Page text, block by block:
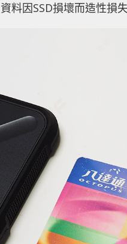
料因SSD損壞而造性損